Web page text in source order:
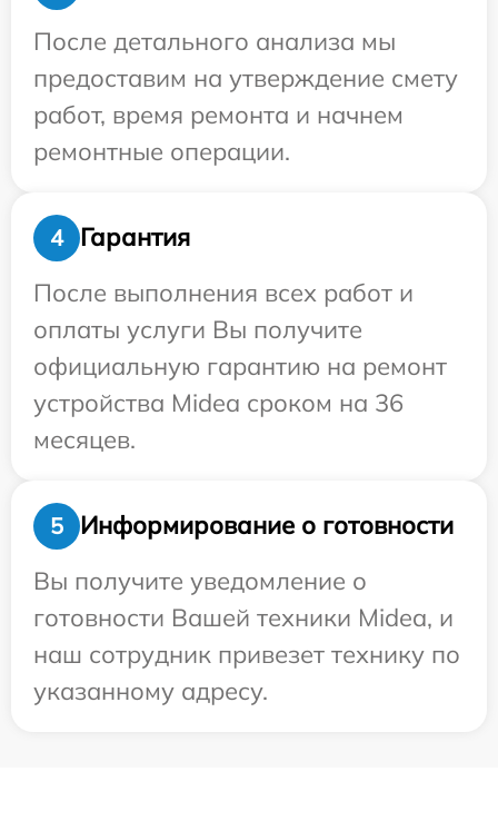
После детального анализа мы
предоставим на утверждение смету
работ, время ремонта и начнем
ремонтные операции.
4
Гарантия
После выполнения всех работ и
оплаты услуги Вы получите
официальную гарантию на ремонт
устройства Midea сроком на 36
месяцев.
5
Информирование о готовности
Вы получите уведомление о
готовности Вашей техники Midea, и
наш сотрудник привезет технику по
указанному адресу.